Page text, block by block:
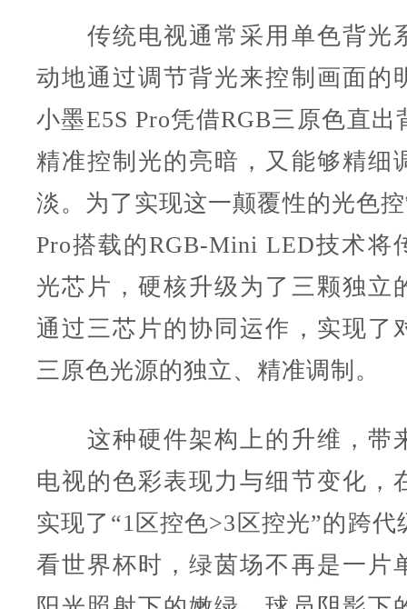
传统电视通常采用单色背光
动地通过调节背光来控制画面的
小墨E5S Pro凭借RGB三原色直出
精准控制光的亮暗，又能够精细
淡。为了实现这一颠覆性的光色
Pro搭载的RGB-Mini LED技术将
光芯片，硬核升级为了三颗独立
通过三芯片的协同运作，实现了
三原色光源的独立、精准调制。
这种硬件架构上的升维，带
电视的色彩表现力与细节变化，
实现了“1区控色>3区控光”的跨代
看世界杯时，绿茵场不再是一片